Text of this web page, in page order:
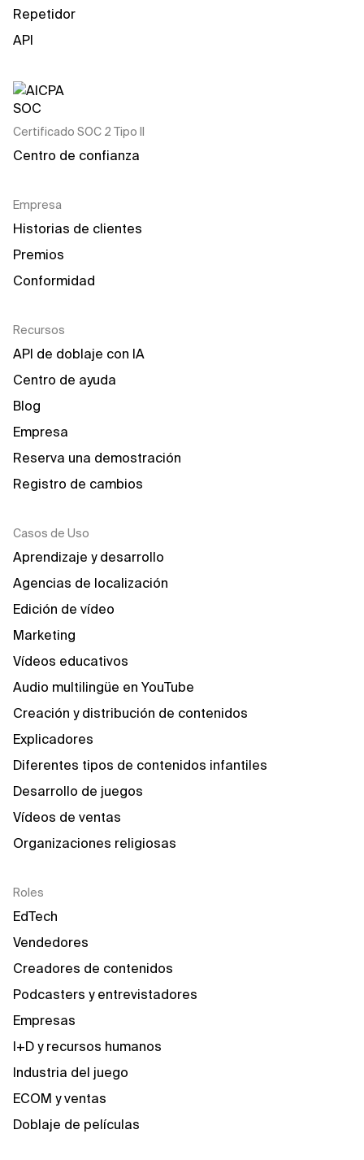
Repetidor
API
Certificado SOC 2 Tipo II
Centro de confianza
Empresa
Historias de clientes
Premios
Conformidad
Recursos
API de doblaje con IA
Centro de ayuda
Blog
Empresa
Reserva una demostración
Registro de cambios
Casos de Uso
Aprendizaje y desarrollo
Agencias de localización
Edición de vídeo
Marketing
Vídeos educativos
Audio multilingüe en YouTube
Creación y distribución de contenidos
Explicadores
Diferentes tipos de contenidos infantiles
Desarrollo de juegos
Vídeos de ventas
Organizaciones religiosas
Roles
EdTech
Vendedores
Creadores de contenidos
Podcasters y entrevistadores
Empresas
I+D y recursos humanos
Industria del juego
ECOM y ventas
Doblaje de películas